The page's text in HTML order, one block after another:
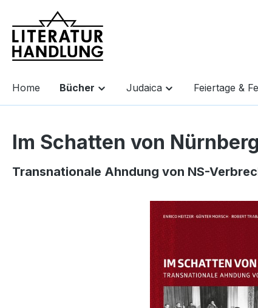
Zur Hauptnavigation springen
Home Bücher Judaica Feiertage &
Im Schatten von Nürnberg
Transnationale Ahndung von NS-